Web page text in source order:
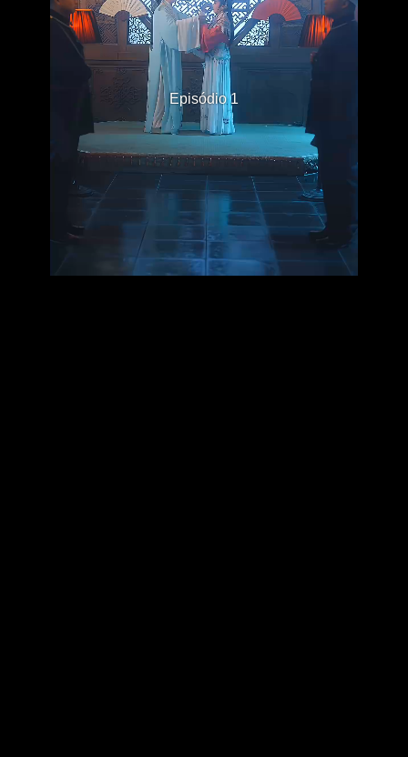
Episódio 1